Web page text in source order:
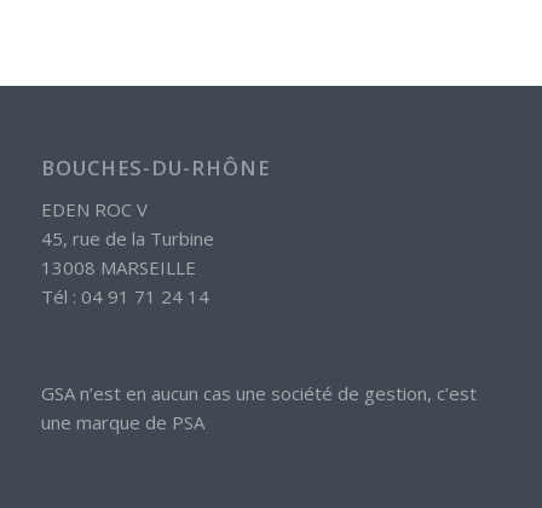
BOUCHES-DU-RHÔNE
EDEN ROC V
45, rue de la Turbine
13008 MARSEILLE
Tél : 04 91 71 24 14
GSA n’est en aucun cas une société de gestion, c’est
une marque de PSA